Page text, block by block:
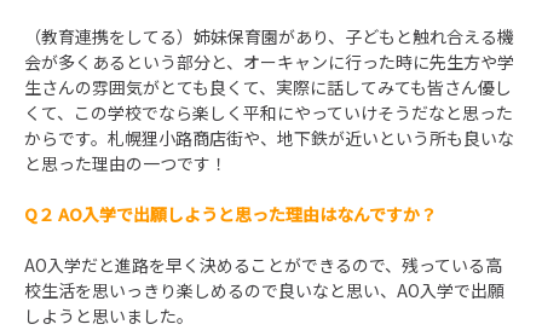
（教育連携をしてる）姉妹保育園があり、子どもと触れ合える機
会が多くあるという部分と、オーキャンに行った時に先生方や学
生さんの雰囲気がとても良くて、実際に話してみても皆さん優し
くて、この学校でなら楽しく平和にやっていけそうだなと思った
からです。札幌狸小路商店街や、地下鉄が近いという所も良いな
と思った理由の一つです！
Q２ AO入学で出願しようと思った理由はなんですか？
AO入学だと進路を早く決めることができるので、残っている高
校生活を思いっきり楽しめるので良いなと思い、AO入学で出願
しようと思いました。